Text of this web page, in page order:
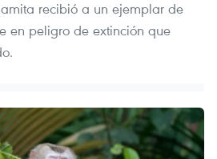
recibió a un ejemplar de
en peligro de extinción que